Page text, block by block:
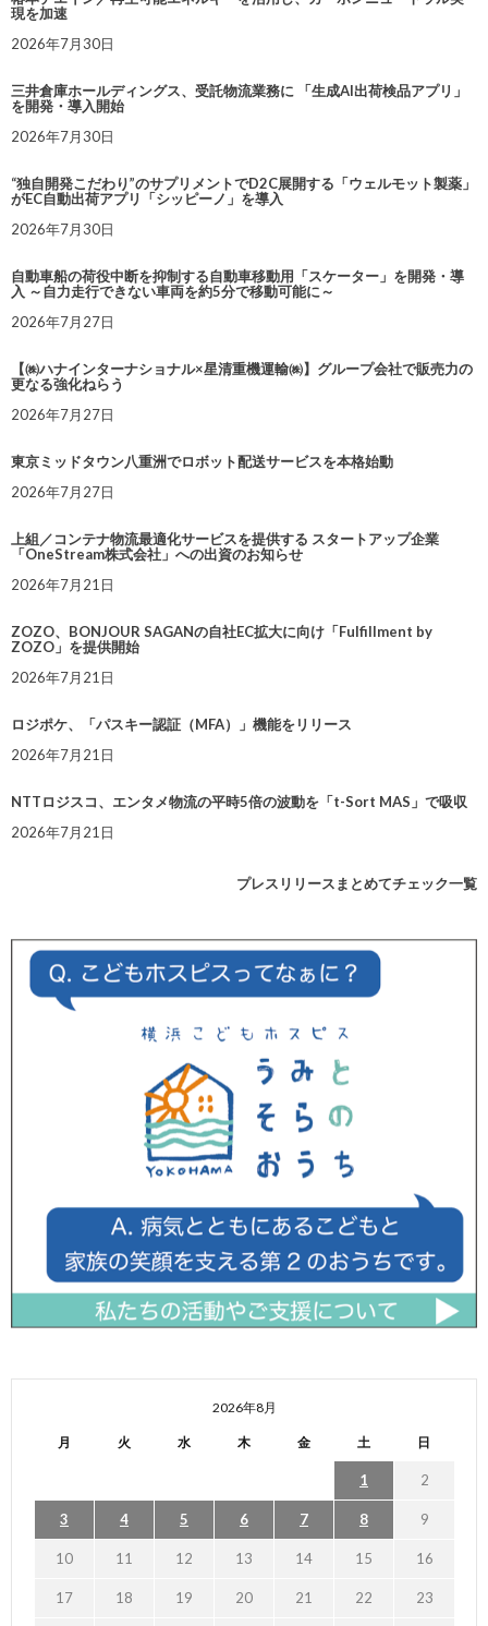
現を加速
2026年7月30日
三井倉庫ホールディングス、受託物流業務に 「生成AI出荷検品アプリ」
を開発・導入開始
2026年7月30日
“独自開発こだわり”のサプリメントでD2C展開する「ウェルモット製薬」
がEC自動出荷アプリ「シッピーノ」を導入
2026年7月30日
自動車船の荷役中断を抑制する自動車移動用「スケーター」を開発・導
入 ～自力走行できない車両を約5分で移動可能に～
2026年7月27日
【㈱ハナインターナショナル×星清重機運輸㈱】グループ会社で販売力の
更なる強化ねらう
2026年7月27日
東京ミッドタウン八重洲でロボット配送サービスを本格始動
2026年7月27日
上組／コンテナ物流最適化サービスを提供する スタートアップ企業
「OneStream株式会社」への出資のお知らせ
2026年7月21日
ZOZO、BONJOUR SAGANの自社EC拡大に向け「Fulfillment by
ZOZO」を提供開始
2026年7月21日
ロジポケ、「パスキー認証（MFA）」機能をリリース
2026年7月21日
NTTロジスコ、エンタメ物流の平時5倍の波動を「t-Sort MAS」で吸収
2026年7月21日
プレスリリースまとめてチェック一覧
2026年8月
月 火 水 木 金 土 日
1 2
3 4 5 6 7 8 9
10 11 12 13 14 15 16
17 18 19 20 21 22 23